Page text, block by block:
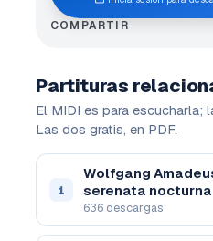
COMPARTIR
Partituras
El MIDI es para escucharla;
Las dos gratis, en PDF.
1
Wolfgang
serenata nocturna
636 descargas